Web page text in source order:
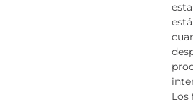
Los